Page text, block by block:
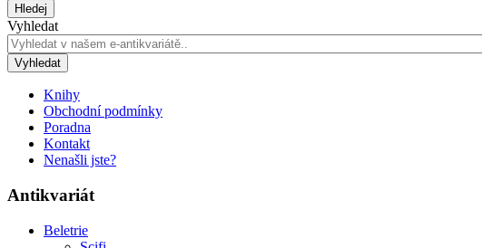
Hledej
Vyhledat
Vyhledat
Knihy
Obchodní podmínky
Poradna
Kontakt
Nenašli jste?
Antikvariát
Beletrie